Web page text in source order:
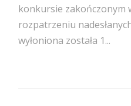
konkursie zakończonym
rozpatrzeniu
wyłoniona została 1...